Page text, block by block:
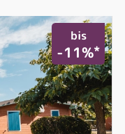
bis
-11%*